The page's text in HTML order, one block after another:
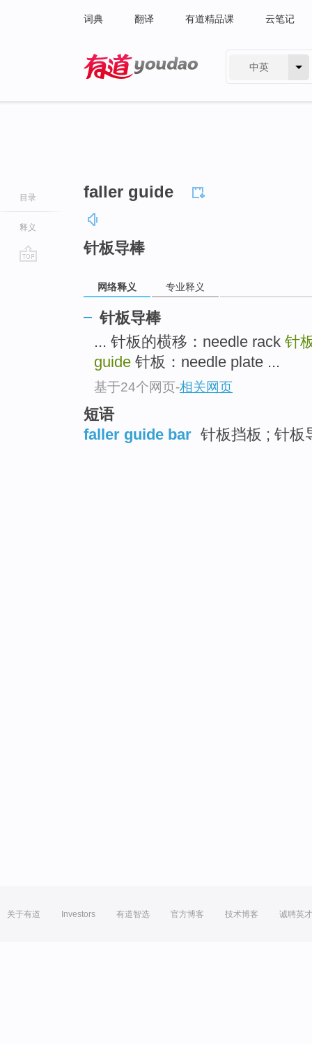
词典 翻译 有道精品课 云笔记
中英
目录
释义
faller guide
针板导棒
网络释义 专业释义
针板导棒
... 针板的横移：needle rack 针
guide 针板：needle plate ...
基于24个网页-相关网页
短语
faller guide bar 针板挡板 ; 针板
关于有道 Investors 有道智选 官方博客 技术博客 诚聘英才